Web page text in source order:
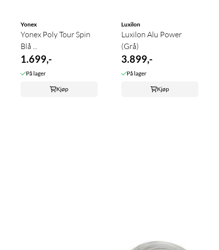
Yonex
Yonex Poly Tour Spin
Blå ...
1.699,-
På lager
Kjøp
Luxilon
Luxilon Alu Power
(Grå)
3.899,-
På lager
Kjøp